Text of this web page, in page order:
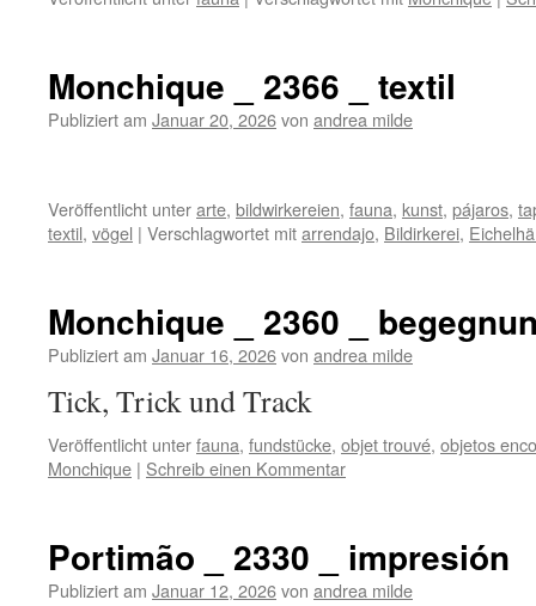
Monchique _ 2366 _ textil
Publiziert am Januar 20, 2026von andrea milde
Veröffentlicht unterarte, bildwirkereien, fauna, kunst, pájaros,
textil, vögel | Verschlagwortet mitarrendajo, Bildirkerei,
Monchique _ 2360 _
Publiziert am Januar 16, 2026von andrea milde
Tick, Trick und Track
Veröffentlicht unterfauna, fundstücke, objet trouvé, objetos
Monchique | Schreib einen Kommentar
Portimão _ 2330 _ impresión
Publiziert am Januar 12, 2026von andrea milde